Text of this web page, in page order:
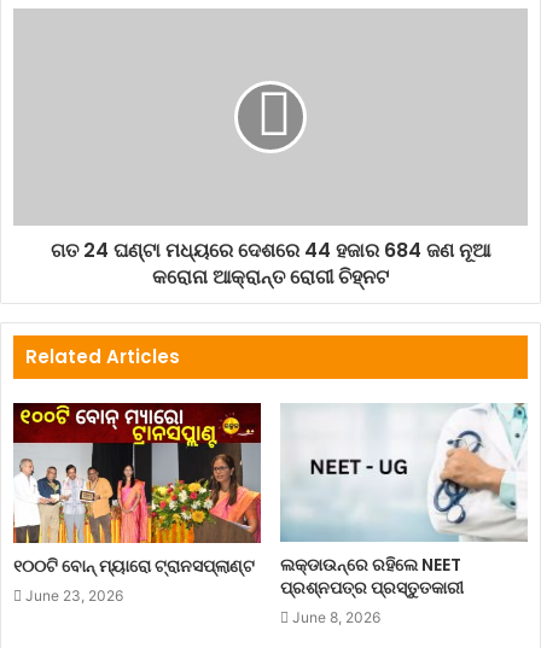
ଗତ 24 ଘଣ୍ଟା ମଧ୍ୟରେ ଦେଶରେ 44 ହଜାର 684 ଜଣ ନୂଆ
କରୋନା ଆକ୍ରାନ୍ତ ରୋଗୀ ଚିହ୍ନଟ
Related Articles
୧୦୦ଟି ବୋନ୍ ମ୍ୟାରୋ ଟ୍ରାନସପ୍ଲାଣ୍ଟ
June 23, 2026
ଲକ୍‌ଡାଉନ୍‌ରେ ରହିଲେ NEET
ପ୍ରଶ୍ନପତ୍ର ପ୍ରସ୍ତୁତକାରୀ
June 8, 2026